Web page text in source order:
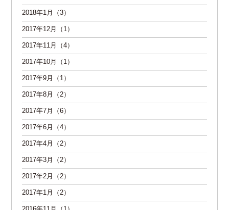
2018年1月（3）
2017年12月（1）
2017年11月（4）
2017年10月（1）
2017年9月（1）
2017年8月（2）
2017年7月（6）
2017年6月（4）
2017年4月（2）
2017年3月（2）
2017年2月（2）
2017年1月（2）